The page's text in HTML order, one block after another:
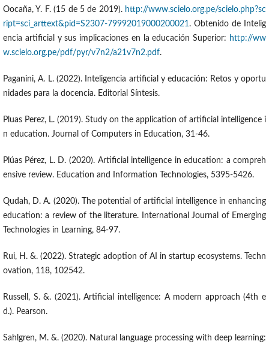
Oocaña, Y. F. (15 de 5 de 2019). http://www.scielo.org.pe/scielo.php?sc
ript=sci_arttext&pid=S2307-79992019000200021. Obtenido de Intelig
encia artificial y sus implicaciones en la educación Superior: http://ww
w.scielo.org.pe/pdf/pyr/v7n2/a21v7n2.pdf.
Paganini, A. L. (2022). Inteligencia artificial y educación: Retos y oportu
nidades para la docencia. Editorial Síntesis.
Pluas Perez, L. (2019). Study on the application of artificial intelligence i
n education. Journal of Computers in Education, 31-46.
Plúas Pérez, L. D. (2020). Artificial intelligence in education: a compreh
ensive review. Education and Information Technologies, 5395-5426.
Qudah, D. A. (2020). The potential of artificial intelligence in enhancing
education: a review of the literature. International Journal of Emerging
Technologies in Learning, 84-97.
Rui, H. &. (2022). Strategic adoption of AI in startup ecosystems. Techn
ovation, 118, 102542.
Russell, S. &. (2021). Artificial intelligence: A modern approach (4th e
d.). Pearson.
Sahlgren, M. &. (2020). Natural language processing with deep learning: